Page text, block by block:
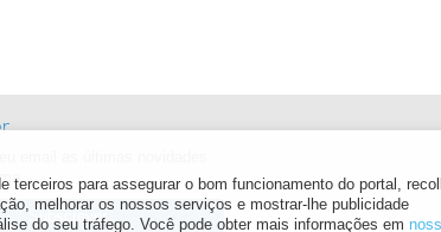
Subscrever
terceiros para assegurar o bom funcionamento do portal,
melhorar os nossos serviços e mostrar-lhe publicidade
do seu tráfego. Você pode obter mais informações em